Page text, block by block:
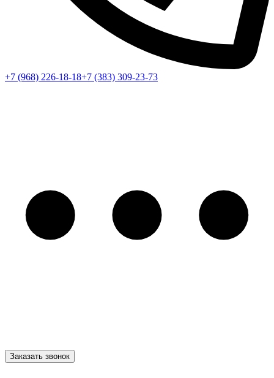
+7 (968) 226-18-18+7 (383) 309-23-73
Заказать звонок